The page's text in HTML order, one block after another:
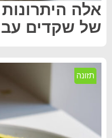
אלה
של שקדים
תזונה